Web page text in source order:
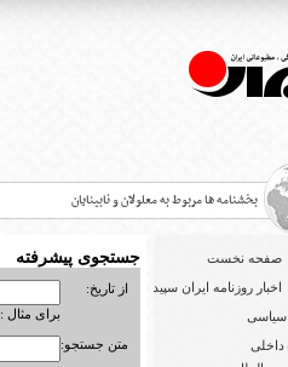
بخشنامه ها مربوط به معلولان و نابینایان
>
قانون حمایت از حقوق معلولان
صفحه نخست
اخبار روزنامه ایران سپید
سیاسی
داخلی
جستجوی پیشرفته
از تاریخ:
برای مثال : 1393/03/23
متن جستجو: